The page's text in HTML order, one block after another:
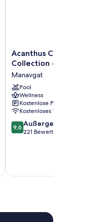
Acanthus
Cennet
Collection
-
Ultra
All
Inclusive
Manavgat
Acanthus Cennet
Collection - Ultra All
Manavgat
Pool
Wellness
Kostenlose Parkplätze
Kostenloses WLAN
9.6
von
9,6 Außergewöhnlich
221 Bewertungen